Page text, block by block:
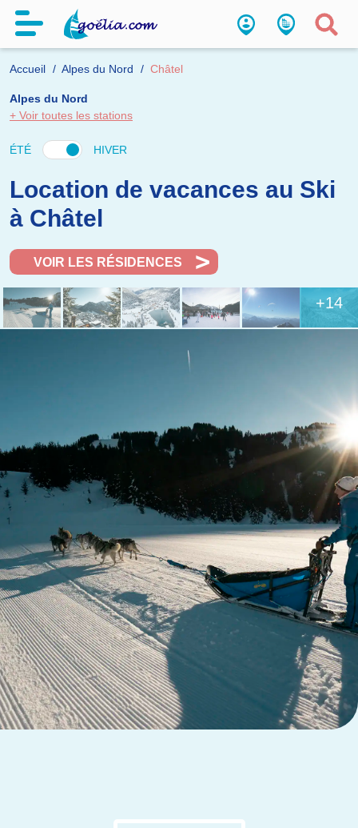
Accueil Alpes du Nord Châtel
Alpes du Nord
+ Voir toutes les stations
ÉTÉ HIVER
Location de vacances au Ski
à Châtel
VOIR LES RÉSIDENCES
+14